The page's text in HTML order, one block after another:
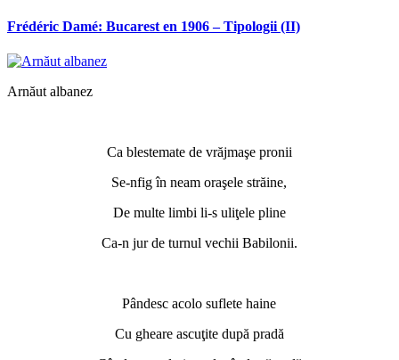
Frédéric Damé: Bucarest en 1906 – Tipologii (II)
Arnăut albanez
Ca blestemate de vrăjmaşe pronii
Se-nfig în neam oraşele străine,
De multe limbi li-s uliţele pline
Ca-n jur de turnul vechii Babilonii.
Pândesc acolo suflete haine
Cu gheare ascuţite după pradă